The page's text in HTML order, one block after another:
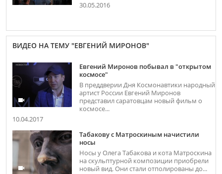
30.05.2016
ВИДЕО НА ТЕМУ "ЕВГЕНИЙ МИРОНОВ"
Евгений Миронов побывал в "открытом
космосе"
В преддверии Дня Космонавтики народный
артист России Евгений Миронов
представил саратовцам новый фильм о
космосе...
10.04.2017
Табакову с Матроскиным начистили
носы
Носы у Олега Табакова и кота Матроскина
на скульптурной композиции приобрели
новый вид. Они стали отполированы до...